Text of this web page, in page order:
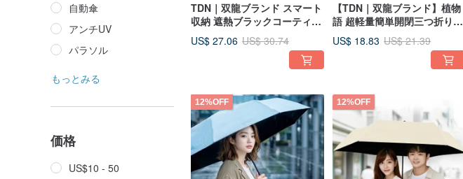
自動傘
アンチUV
パラソル
もっとみる
価格
US$10 - 50
TDN｜双龍ブランド スマート
収納 遮熱ブラックコーティン
グ逆折り秒速収納傘_UV カッ
トクイック収納自動開閉傘
US$ 27.06 US$ 30.74
【TDN｜双龍ブランド】植物
語 超軽量簡単開閉三つ折り傘
遮光 UV カット晴雨兼用傘 (ミ
ルクティー)
US$ 18.83 US$ 21.39
12%OFF 12%OFF